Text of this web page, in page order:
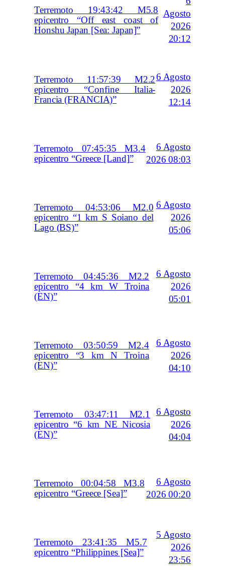
Terremoto 19:43:42 M5.8
epicentro “Off east coast of
Honshu Japan [Sea: Japan]”
Agosto
2026
20:12
Terremoto 11:57:39 M2.2
epicentro “Confine Italia-
Francia (FRANCIA)”
6 Agosto
2026
12:14
Terremoto 07:45:35 M3.4
epicentro “Greece [Land]”
6 Agosto
2026 08:03
Terremoto 04:53:06 M2.0
epicentro “1 km S Soiano del
Lago (BS)”
6 Agosto
2026
05:06
Terremoto 04:45:36 M2.2
epicentro “4 km W Troina
(EN)”
6 Agosto
2026
05:01
Terremoto 03:50:59 M2.4
epicentro “3 km N Troina
(EN)”
6 Agosto
2026
04:10
Terremoto 03:47:11 M2.1
epicentro “6 km NE Nicosia
(EN)”
6 Agosto
2026
04:04
Terremoto 00:04:58 M3.8
epicentro “Greece [Sea]”
6 Agosto
2026 00:20
Terremoto 23:41:35 M5.7
epicentro “Philippines [Sea]”
5 Agosto
2026
23:56